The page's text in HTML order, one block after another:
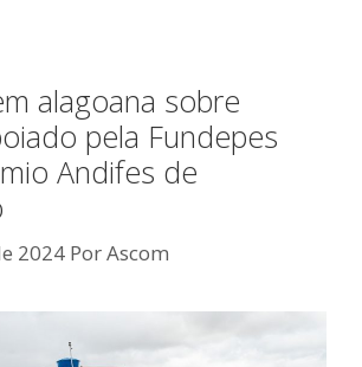
alagoana sobre
pela Fundepes
Andifes de
2024 PorAscom